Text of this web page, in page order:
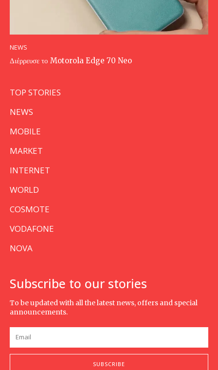
NEWS
Διέρρευσε το Motorola Edge 70 Neo
TOP STORIES
NEWS
MOBILE
MARKET
INTERNET
WORLD
COSMOTE
VODAFONE
NOVA
Subscribe to our stories
To be updated with all the latest news, offers and special
announcements.
SUBSCRIBE